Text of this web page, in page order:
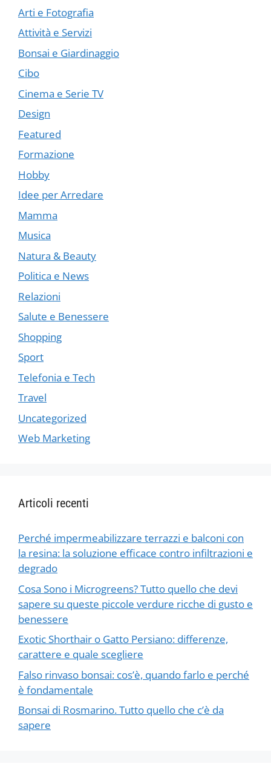
Arti e Fotografia
Attività e Servizi
Bonsai e Giardinaggio
Cibo
Cinema e Serie TV
Design
Featured
Formazione
Hobby
Idee per Arredare
Mamma
Musica
Natura & Beauty
Politica e News
Relazioni
Salute e Benessere
Shopping
Sport
Telefonia e Tech
Travel
Uncategorized
Web Marketing
Articoli recenti
Perché impermeabilizzare terrazzi e balconi con
la resina: la soluzione efficace contro infiltrazioni e
degrado
Cosa Sono i Microgreens? Tutto quello che devi
sapere su queste piccole verdure ricche di gusto e
benessere
Exotic Shorthair o Gatto Persiano: differenze,
carattere e quale scegliere
Falso rinvaso bonsai: cos’è, quando farlo e perché
è fondamentale
Bonsai di Rosmarino. Tutto quello che c’è da
sapere